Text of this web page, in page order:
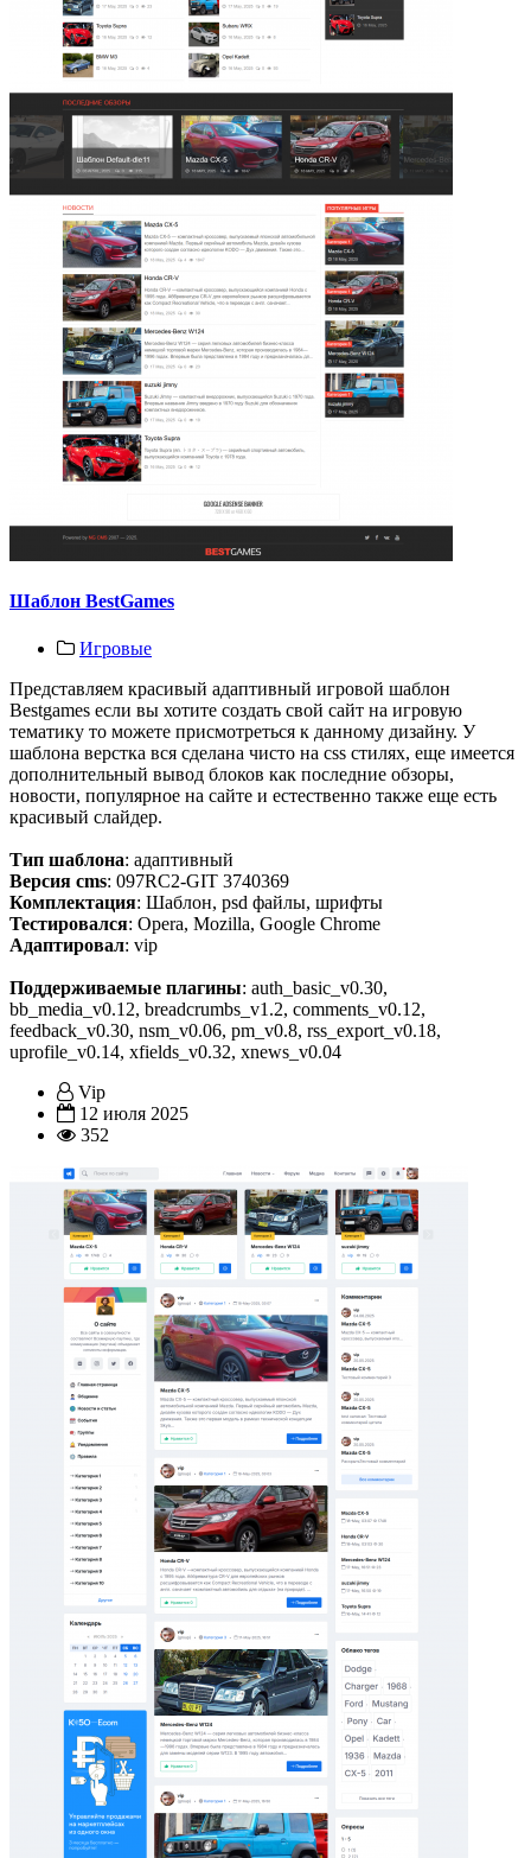
Шаблон BestGames
Игровые
Представляем красивый адаптивный игровой шаблон
Bestgames если вы хотите создать свой сайт на игровую
тематику то можете присмотреться к данному дизайну. У
шаблона верстка вся сделана чисто на css стилях, еще имеется
дополнительный вывод блоков как последние обзоры,
новости, популярное на сайте и естественно также еще есть
красивый слайдер.
Тип шаблона: адаптивный
Версия cms: 097RC2-GIT 3740369
Комплектация: Шаблон, psd файлы, шрифты
Тестировался: Opera, Mozilla, Google Chrome
Адаптировал: vip
Поддерживаемые плагины: auth_basic_v0.30,
bb_media_v0.12, breadcrumbs_v1.2, comments_v0.12,
feedback_v0.30, nsm_v0.06, pm_v0.8, rss_export_v0.18,
uprofile_v0.14, xfields_v0.32, xnews_v0.04
Vip
12 июля 2025
352